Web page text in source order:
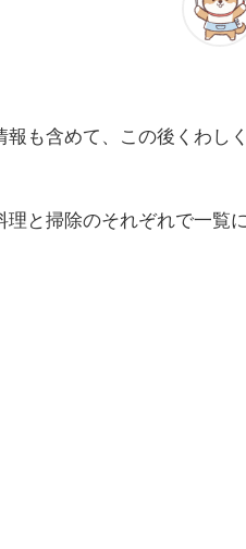
報も含めて、この後くわし
理と掃除のそれぞれで一覧